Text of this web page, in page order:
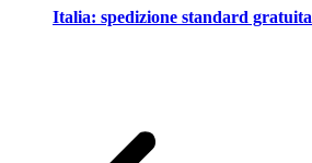
Italia: spedizione standard gratuita